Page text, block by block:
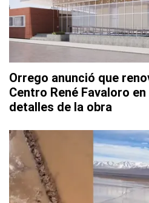
Orrego anunció que
Centro René Favaloro
detalles de la obra